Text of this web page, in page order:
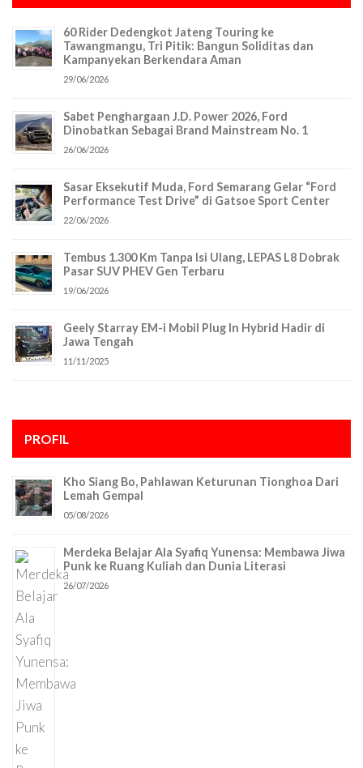
60 Rider Dedengkot Jateng Touring ke
Tawangmangu, Tri Pitik: Bangun Soliditas dan
Kampanyekan Berkendara Aman
29/06/2026
Sabet Penghargaan J.D. Power 2026, Ford
Dinobatkan Sebagai Brand Mainstream No. 1
26/06/2026
Sasar Eksekutif Muda, Ford Semarang Gelar “Ford
Performance Test Drive” di Gatsoe Sport Center
22/06/2026
Tembus 1.300 Km Tanpa Isi Ulang, LEPAS L8 Dobrak
Pasar SUV PHEV Gen Terbaru
19/06/2026
Geely Starray EM-i Mobil Plug In Hybrid Hadir di
Jawa Tengah
11/11/2025
PROFIL
Kho Siang Bo, Pahlawan Keturunan Tionghoa Dari
Lemah Gempal
05/08/2026
Merdeka Belajar Ala Syafiq Yunensa: Membawa Jiwa
Punk ke Ruang Kuliah dan Dunia Literasi
26/07/2026